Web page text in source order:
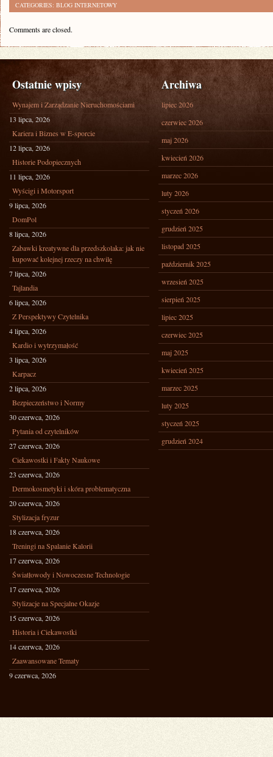
CATEGORIES: BLOG INTERNETOWY
Comments are closed.
Ostatnie wpisy
Wynajem i Zarządzanie Nieruchomościami
13 lipca, 2026
Kariera i Biznes w E-sporcie
12 lipca, 2026
Historie Podopiecznych
11 lipca, 2026
Wyścigi i Motorsport
9 lipca, 2026
DomPol
8 lipca, 2026
Zabawki kreatywne dla przedszkolaka: jak nie
kupować kolejnej rzeczy na chwilę
7 lipca, 2026
Tajlandia
6 lipca, 2026
Z Perspektywy Czytelnika
4 lipca, 2026
Kardio i wytrzymałość
3 lipca, 2026
Karpacz
2 lipca, 2026
Bezpieczeństwo i Normy
30 czerwca, 2026
Pytania od czytelników
27 czerwca, 2026
Ciekawostki i Fakty Naukowe
23 czerwca, 2026
Dermokosmetyki i skóra problematyczna
20 czerwca, 2026
Stylizacja fryzur
18 czerwca, 2026
Treningi na Spalanie Kalorii
17 czerwca, 2026
Światłowody i Nowoczesne Technologie
17 czerwca, 2026
Stylizacje na Specjalne Okazje
15 czerwca, 2026
Historia i Ciekawostki
14 czerwca, 2026
Zaawansowane Tematy
9 czerwca, 2026
Archiwa
lipiec 2026
czerwiec 2026
maj 2026
kwiecień 2026
marzec 2026
luty 2026
styczeń 2026
grudzień 2025
listopad 2025
październik 2025
wrzesień 2025
sierpień 2025
lipiec 2025
czerwiec 2025
maj 2025
kwiecień 2025
marzec 2025
luty 2025
styczeń 2025
grudzień 2024